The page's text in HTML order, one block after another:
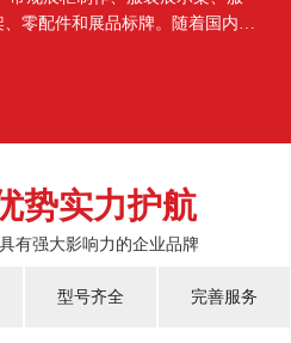
零配件和展品标牌。随着国内经
势实力护航
有强大影响力的企业品牌
型号齐全 完善服务